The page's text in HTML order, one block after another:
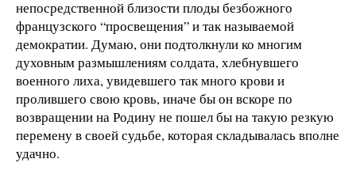
непосредственной близости плоды безбожного
французского “просвещения” и так называемой
демократии. Думаю, они подтолкнули ко многим
духовным размышлениям солдата, хлебнувшего
военного лиха, увидевшего так много крови и
пролившего свою кровь, иначе бы он вскоре по
возвращении на Родину не пошел бы на такую резкую
перемену в своей судьбе, которая складывалась вполне
удачно.